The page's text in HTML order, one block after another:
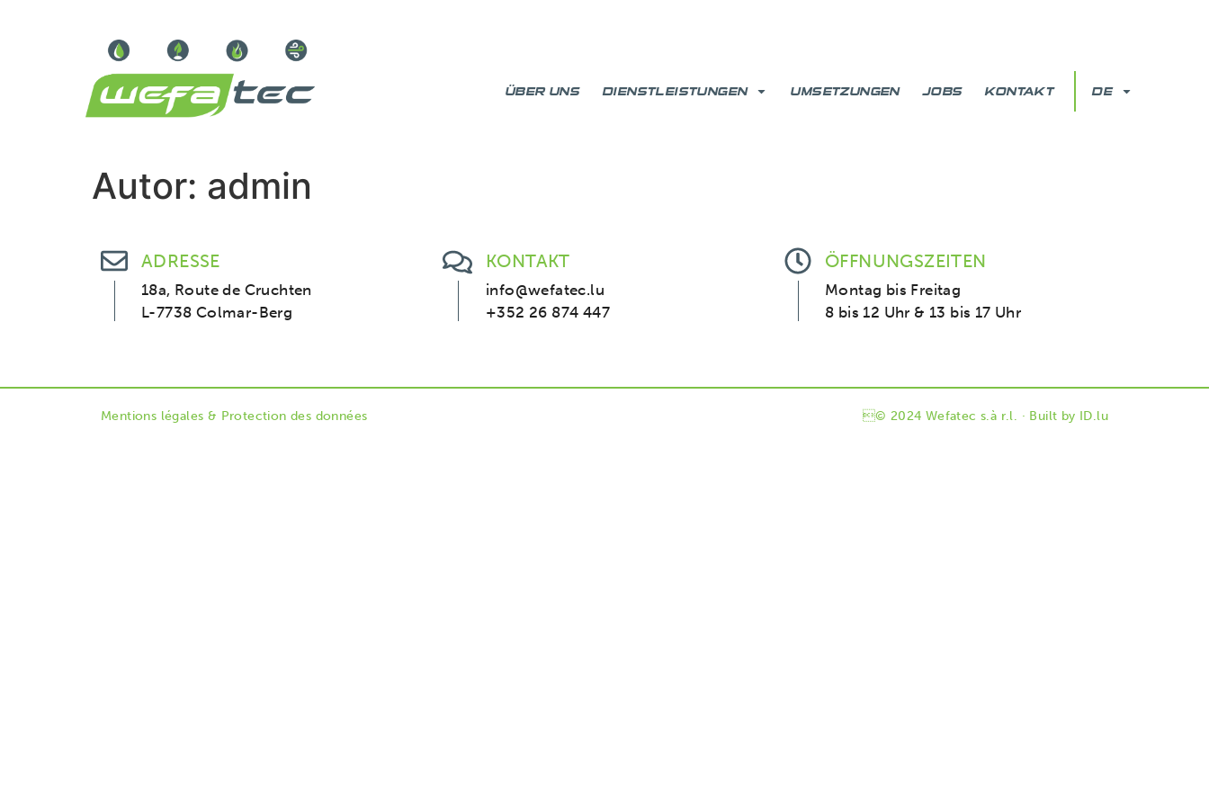
ÜBER UNS DIENSTLEISTUNGEN UMSETZUNGEN JOBS KONTAKT DE
Autor: admin
ADRESSE
18a, Route de Cruchten
L-7738 Colmar-Berg
KONTAKT
info@wefatec.lu
+352 26 874 447
ÖFFNUNGSZEITEN
Montag bis Freitag
8 bis 12 Uhr & 13 bis 17 Uhr
Mentions légales & Protection des données © 2024 Wefatec s.à r.l. · Built by ID.lu